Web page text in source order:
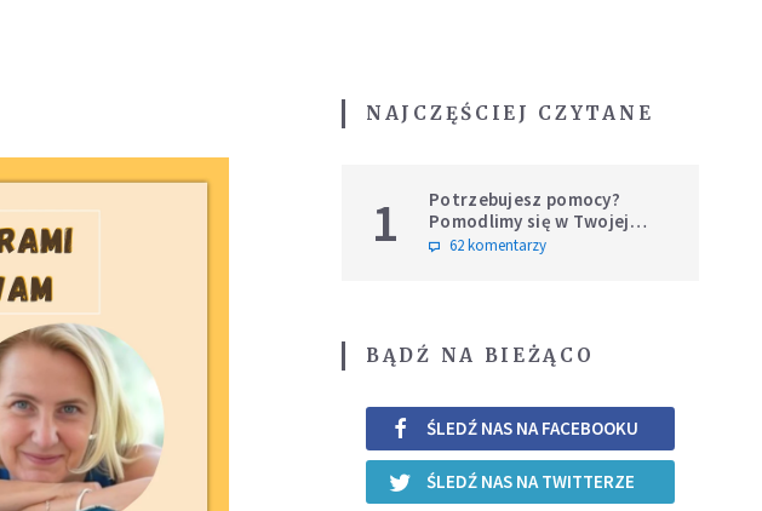
NAJCZĘŚCIEJ CZYTANE
1
Potrzebujesz pomocy?
Pomodlimy się w Twojej
intencji
62 komentarzy
BĄDŹ NA BIEŻĄCO
ŚLEDŹ NAS NA FACEBOOKU
ŚLEDŹ NAS NA TWITTERZE